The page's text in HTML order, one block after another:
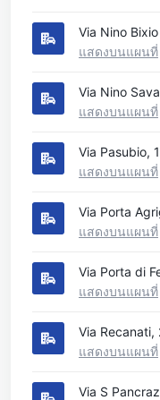
Via Nino
แสดงบนแผนที่
Via Nino
แสดงบนแผนที่
Via Pasubio,
แสดงบนแผนที่
Via Porta
แสดงบนแผนที่
Via Porta di
แสดงบนแผนที่
Via Recanati,
แสดงบนแผนที่
Via S